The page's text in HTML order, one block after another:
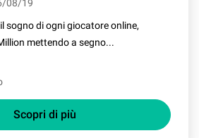
08/19
sogno di ogni giocatore online,
mettendo a segno...
Scopri di più